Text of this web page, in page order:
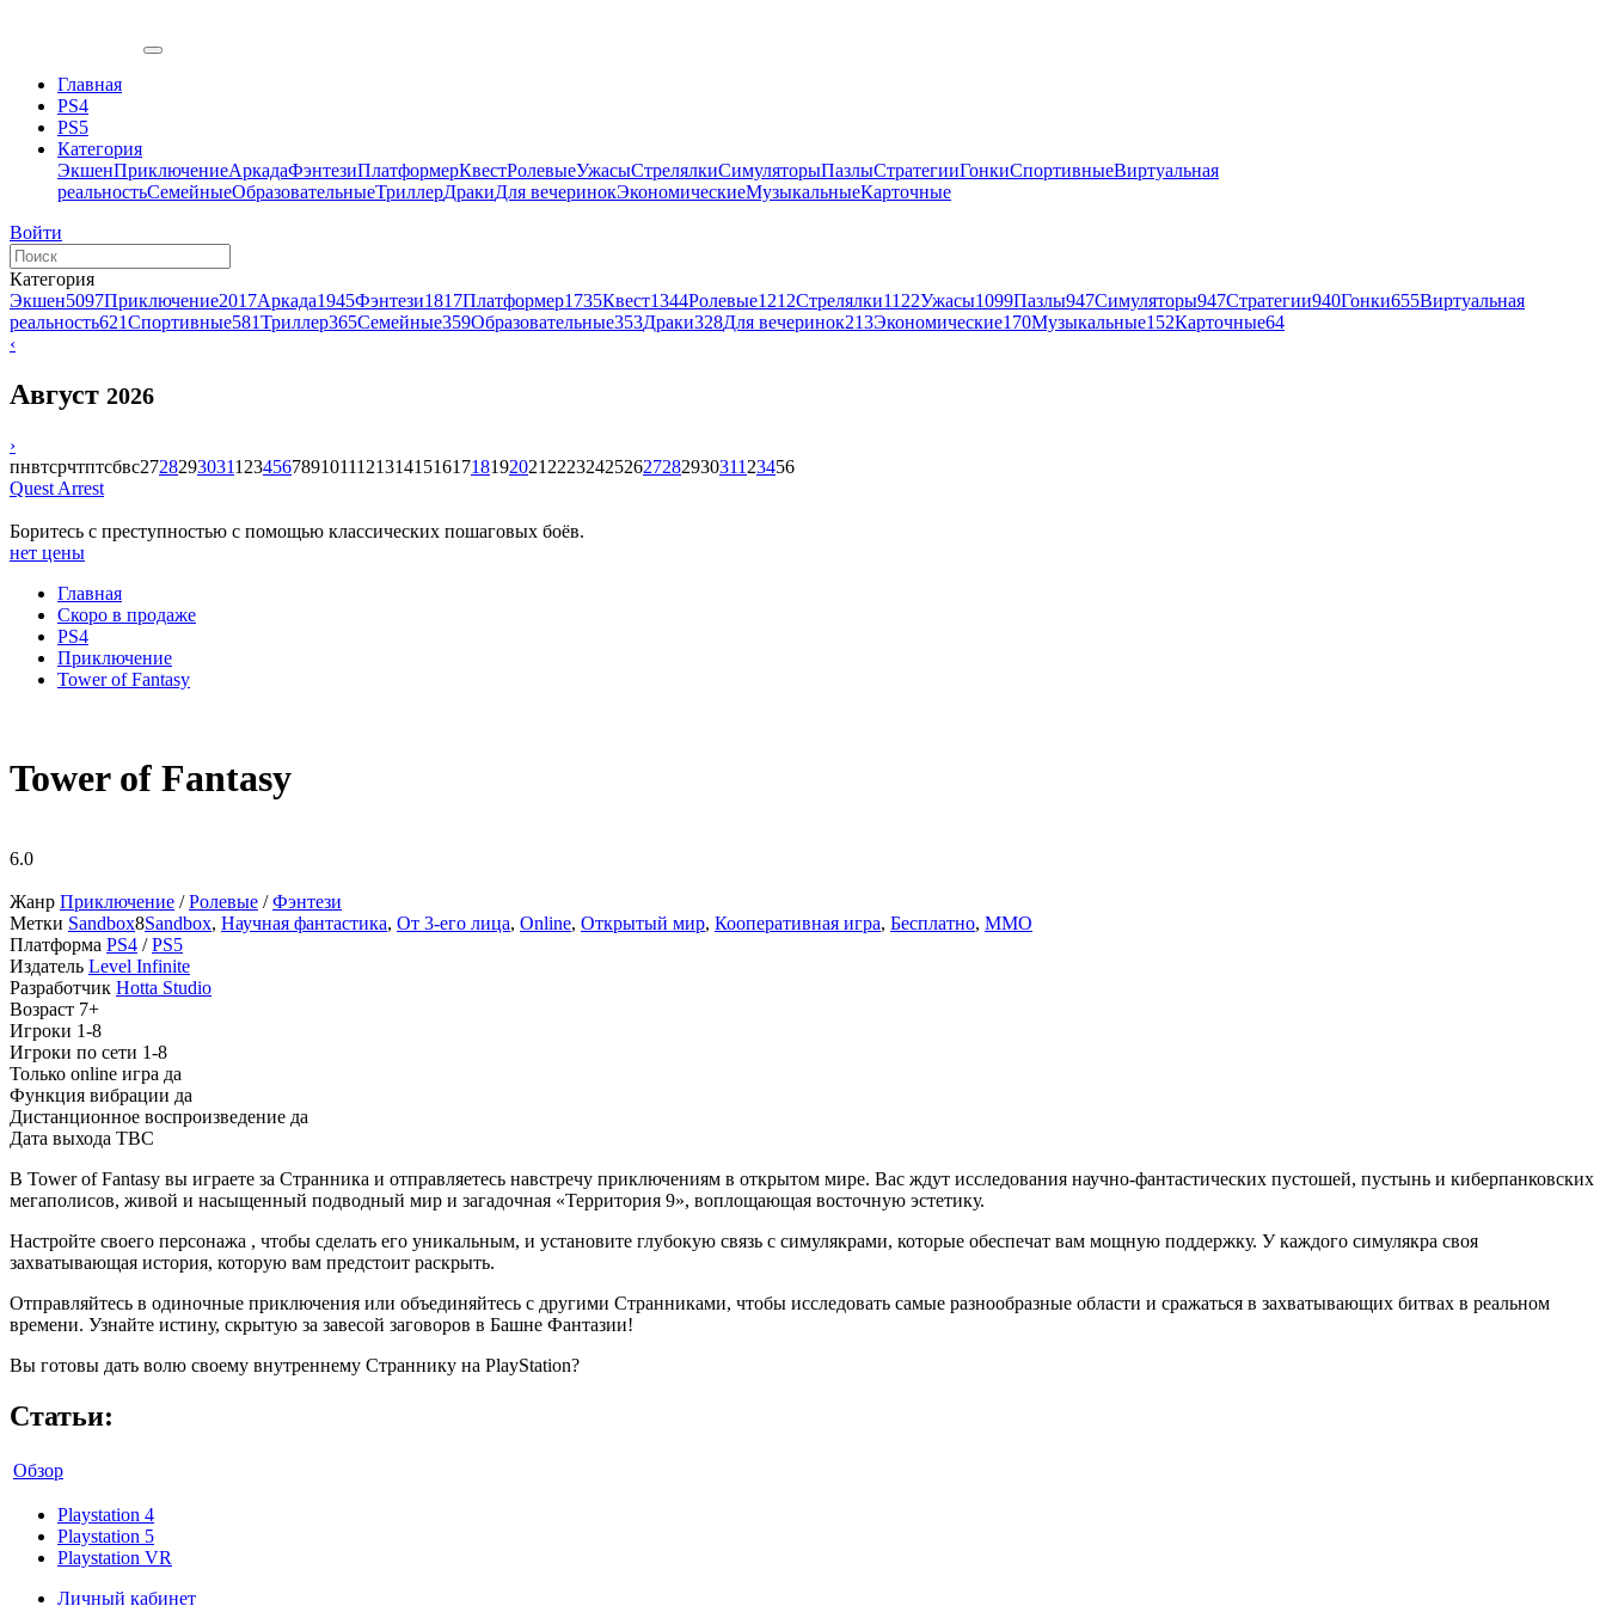
Главная
PS4
PS5
Категория
ЭкшенПриключениеАркадаФэнтезиПлатформерКвестРолевыеУжасыСтрелялкиСимуляторыПазлыСтратегииГонкиСпортивныеВиртуальная
реальностьСемейныеОбразовательныеТриллерДракиДля вечеринокЭкономическиеМузыкальныеКарточные
Войти
Категория
Экшен5097Приключение2017Аркада1945Фэнтези1817Платформер1735Квест1344Ролевые1212Стрелялки1122Ужасы1099Пазлы947Симуляторы947Стратегии940Гонки655Виртуальная
реальность621Спортивные581Триллер365Семейные359Образовательные353Драки328Для вечеринок213Экономические170Музыкальные152Карточные64
‹
Август 2026
›
пнвтсрчтптсбвс27282930311 23456789101112131415161718192021 222324252627282930311 23456
Quest Arrest
Боритесь с преступностью с помощью классических пошаговых боёв.
нет цены
Главная
Скоро в продаже
PS4
Приключение
Tower of Fantasy
Tower of Fantasy
6.0
Жанр Приключение /Ролевые /Фэнтези
Метки Sandbox8Sandbox, Научная фантастика, От 3-его лица, Online, Открытый мир, Кооперативная игра, Бесплатно, MMO
Платформа PS4 /PS5
Издатель Level Infinite
Разработчик Hotta Studio
Возраст 7+
Игроки 1-8
Игроки по сети 1-8
Только online игра да
Функция вибрации да
Дистанционное воспроизведение да
Дата выхода TBC
В Tower of Fantasy вы играете за Странника и отправляетесь навстречу приключениям в открытом мире. Вас ждут исследования научно-фантастических пустошей, пустынь и киберпанковских
мегаполисов, живой и насыщенный подводный мир и загадочная «Территория 9», воплощающая восточную эстетику.
Настройте своего персонажа , чтобы сделать его уникальным, и установите глубокую связь с симулякрами, которые обеспечат вам мощную поддержку. У каждого симулякра своя
захватывающая история, которую вам предстоит раскрыть.
Отправляйтесь в одиночные приключения или объединяйтесь с другими Странниками, чтобы исследовать самые разнообразные области и сражаться в захватывающих битвах в реальном
времени. Узнайте истину, скрытую за завесой заговоров в Башне Фантазии!
Вы готовы дать волю своему внутреннему Страннику на PlayStation?
Статьи:
Обзор
Playstation 4
Playstation 5
Playstation VR
Личный кабинет